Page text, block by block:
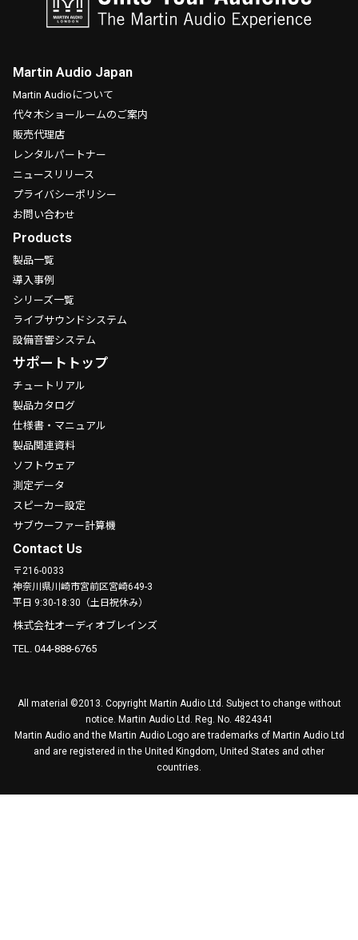
Martin Audio Japan
Martin Audioについて
代々木ショールームのご案内
販売代理店
レンタルパートナー
ニュースリリース
プライバシーポリシー
お問い合わせ
Products
製品一覧
導入事例
シリーズ一覧
ライブサウンドシステム
設備音響システム
サポートトップ
チュートリアル
製品カタログ
仕様書・マニュアル
製品関連資料
ソフトウェア
測定データ
スピーカー設定
サブウーファー計算機
Contact Us
〒216-0033
神奈川県川崎市宮前区宮崎649-3
平日 9:30-18:30（土日祝休み）
株式会社オーディオブレインズ
TEL. 044-888-6765
All material ©2013. Copyright Martin Audio Ltd. Subject to change without
notice. Martin Audio Ltd. Reg. No. 4824341
Martin Audio and the Martin Audio Logo are trademarks of Martin Audio Ltd
and are registered in the United Kingdom, United States and other
countries.